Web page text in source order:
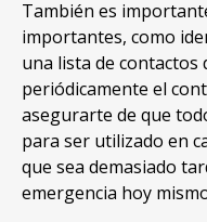
También es
importantes, como
una lista de contactos
periódicamente el
asegurarte de que
para ser utilizado en
que sea demasiado
emergencia hoy